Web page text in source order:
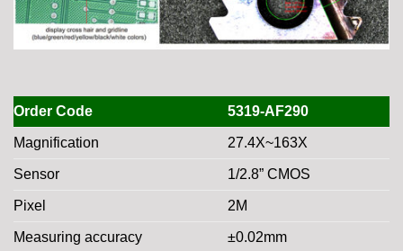
Order Code 5319-AF290
Magnification 27.4X~163X
Sensor 1/2.8” CMOS
Pixel 2M
Measuring accuracy ±0.02mm